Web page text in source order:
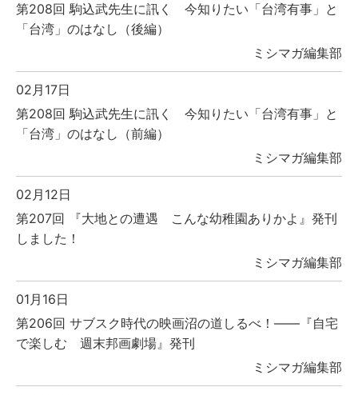
第208回 駒込武先生に訊く 今知りたい「台湾有事」と
「台湾」のはなし（後編）
ミシマガ編集部
02月17日
第208回 駒込武先生に訊く 今知りたい「台湾有事」と
「台湾」のはなし（前編）
ミシマガ編集部
02月12日
第207回 『大地との遭遇 こんな幼稚園ありかよ』発刊
しました！
ミシマガ編集部
01月16日
第206回 サブスク時代の映画沼の道しるべ！――『自宅
で楽しむ 週末邦画劇場』発刊
ミシマガ編集部